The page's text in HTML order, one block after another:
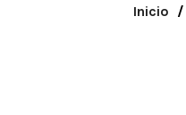
Inicio